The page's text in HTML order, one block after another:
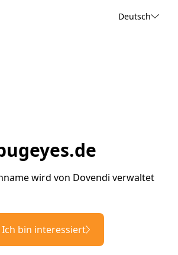
Deutsch
wird von Dovendi verwaltet
Ich bin interessiert